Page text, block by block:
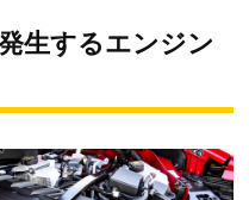
生するエンジン